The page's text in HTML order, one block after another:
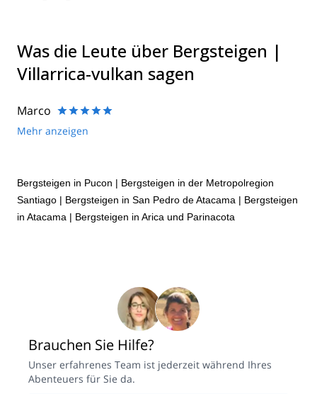
Was die Leute über Bergsteigen |
Villarrica-vulkan sagen
Marco
Mehr anzeigen
Bergsteigen in Pucon | Bergsteigen in der Metropolregion
Santiago | Bergsteigen in San Pedro de Atacama | Bergsteigen
in Atacama | Bergsteigen in Arica und Parinacota
Brauchen Sie Hilfe?
Unser erfahrenes Team ist jederzeit während Ihres
Abenteuers für Sie da.